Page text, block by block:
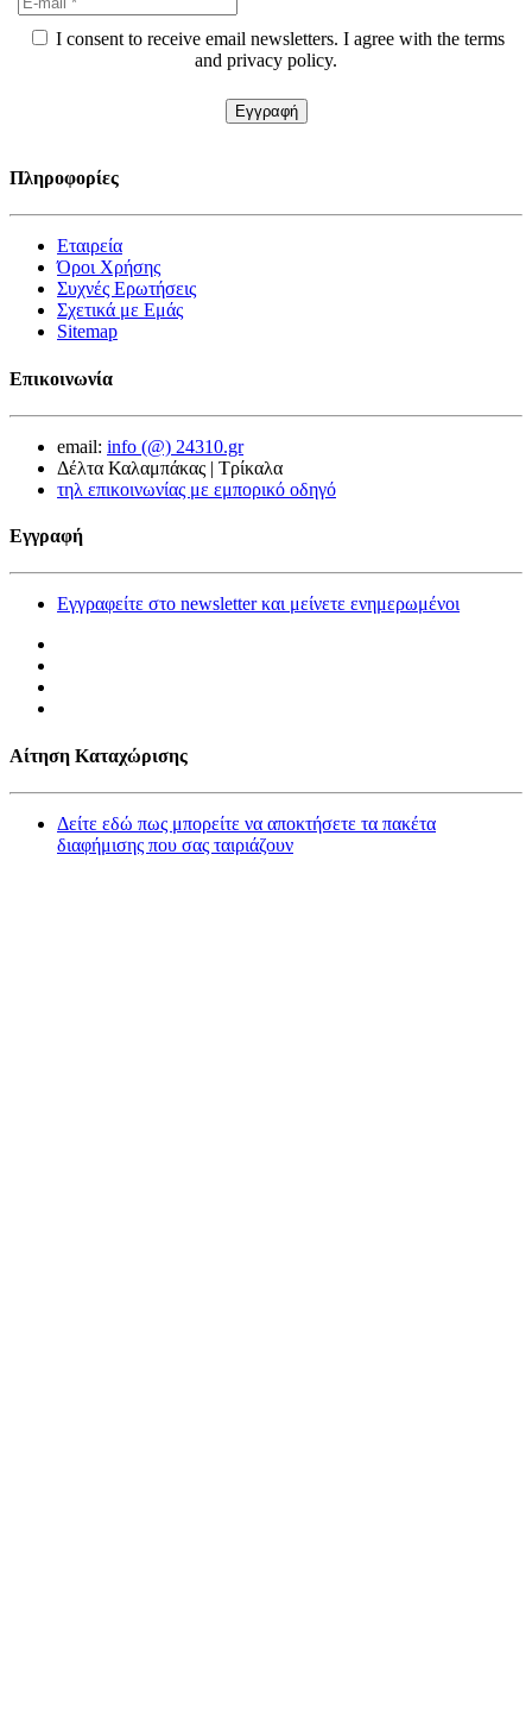
I consent to receive email newsletters. I agree with the terms
and privacy policy.
Πληροφορίες
Εταιρεία
Όροι Χρήσης
Συχνές Ερωτήσεις
Σχετικά με Εμάς
Sitemap
Επικοινωνία
email: info (@) 24310.gr
Δέλτα Καλαμπάκας | Τρίκαλα
τηλ επικοινωνίας με εμπορικό οδηγό
Εγγραφή
Εγγραφείτε στο newsletter και μείνετε ενημερωμένοι
Αίτηση Καταχώρισης
Δείτε εδώ πως μπορείτε να αποκτήσετε τα πακέτα
διαφήμισης που σας ταιριάζουν